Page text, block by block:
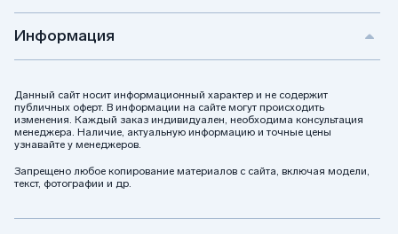
Информация
Данный сайт носит информационный характер и не содержит
публичных оферт. В информации на сайте могут происходить
изменения. Каждый заказ индивидуален, необходима консультация
менеджера. Наличие, актуальную информацию и точные цены
узнавайте у менеджеров.
Запрещено любое копирование материалов с сайта, включая модели,
текст, фотографии и др.